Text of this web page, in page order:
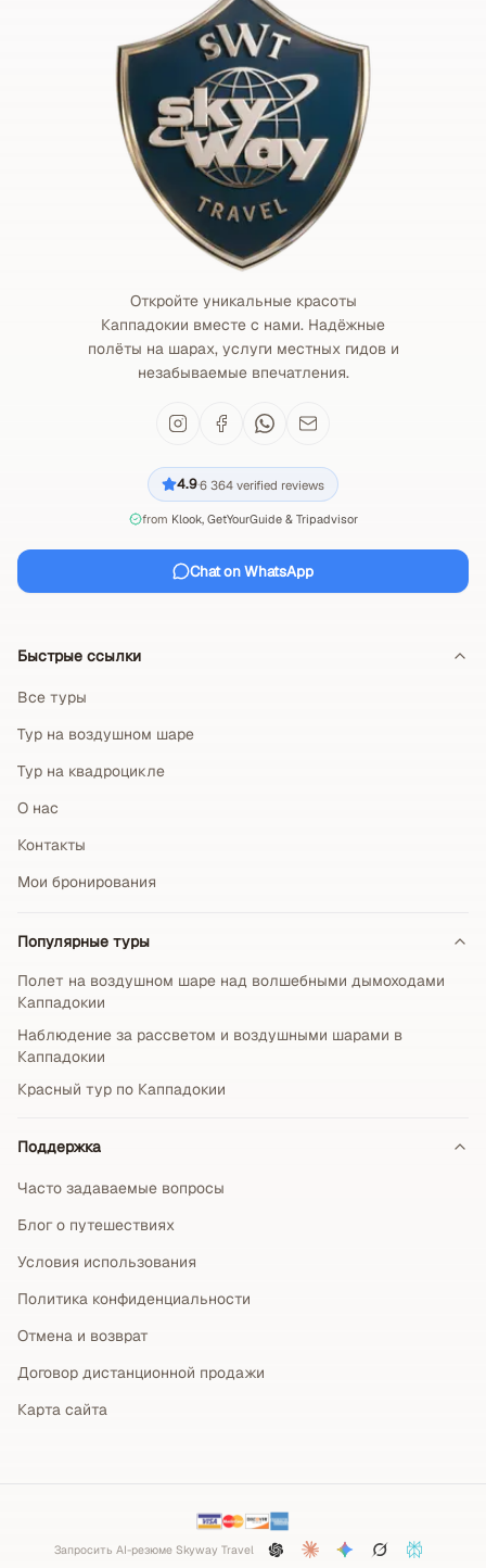
Откройте уникальные красоты
Каппадокии вместе с нами. Надёжные
полёты на шарах, услуги местных гидов и
незабываемые впечатления.
4.9·6 364 verified reviews
from Klook, GetYourGuide & Tripadvisor
Chat on WhatsApp
Быстрые ссылки
Все туры
Тур на воздушном шаре
Тур на квадроцикле
О нас
Контакты
Мои бронирования
Популярные туры
Полет на воздушном шаре над волшебными дымоходами
Каппадокии
Наблюдение за рассветом и воздушными шарами в
Каппадокии
Красный тур по Каппадокии
Поддержка
Часто задаваемые вопросы
Блог о путешествиях
Условия использования
Политика конфиденциальности
Отмена и возврат
Договор дистанционной продажи
Карта сайта
Запросить AI-резюме Skyway Travel